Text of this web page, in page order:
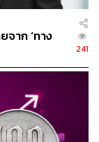
จาก ‘ทาง
241